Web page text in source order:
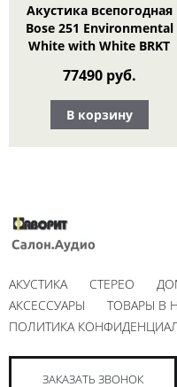
Акустика всепогодная
Bose 251 Environmental
White with White BRKT
77490 руб.
В корзину
АКУСТИКА СТЕРЕО
АКСЕССУАРЫ
ТОВАРЫ В
ПОЛИТИКА
ЗАКАЗАТЬ ЗВОНОК